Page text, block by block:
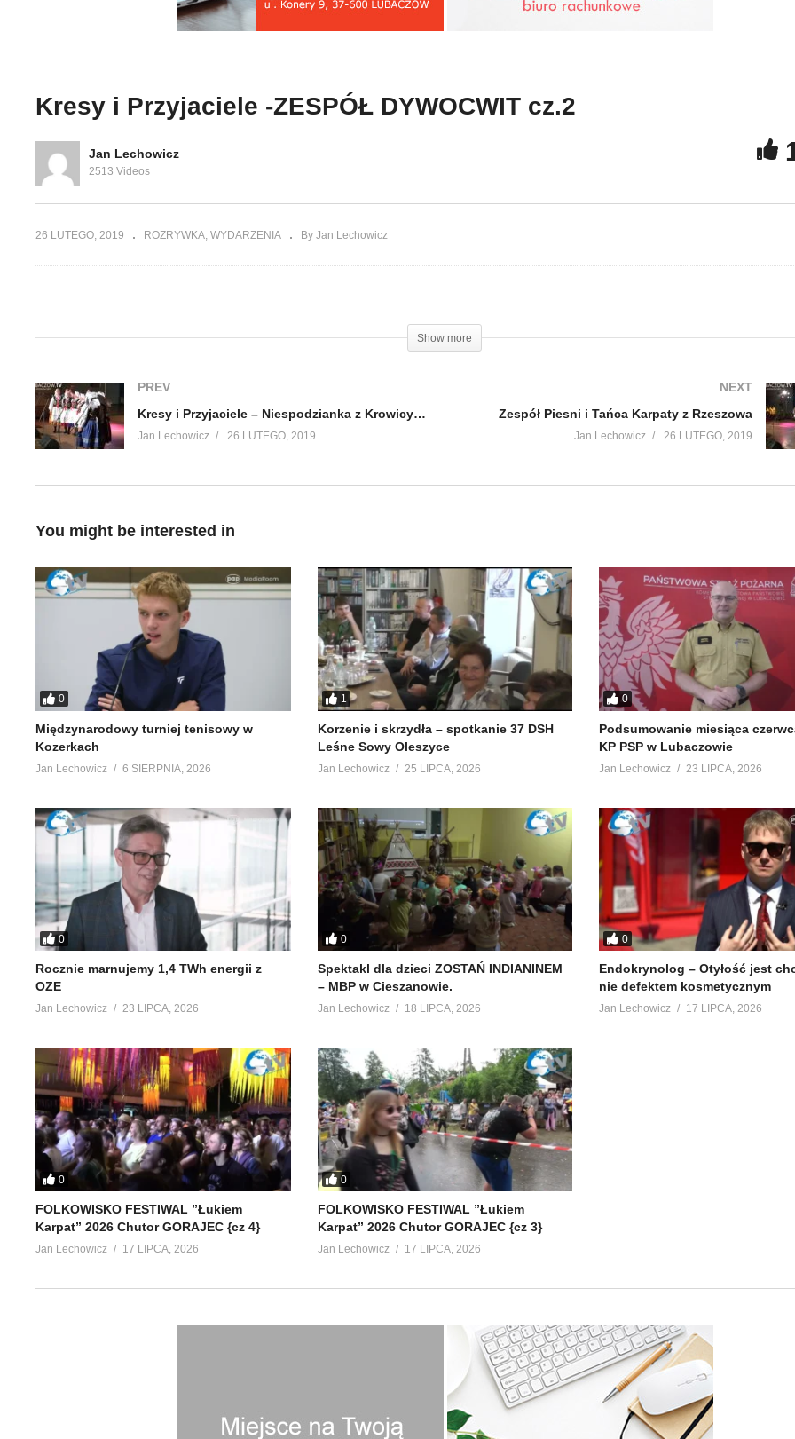
Kresy i Przyjaciele -ZESPÓŁ DYWOCWIT cz.2
Jan Lechowicz
2513 Videos
26 LUTEGO, 2019 ROZRYWKA WYDARZENIA By Jan Lechowicz
Show more
PREV
Kresy i Przyjaciele – Niespodzianka z Krowicy Samej
Jan Lechowicz 26 LUTEGO, 2019
NEXT
Zespół Piesni i Tańca Karpaty z Rzeszowa
Jan Lechowicz 26 LUTEGO, 2019
You might be interested in
0
Międzynarodowy turniej tenisowy w
Kozerkach
Jan Lechowicz 6 SIERPNIA, 2026
1
Korzenie i skrzydła – spotkanie 37 DSH
Leśne Sowy Oleszyce
Jan Lechowicz 25 LIPCA, 2026
0
Podsumowanie miesiąca
KP PSP w Lubaczowie
Jan Lechowicz 23 LIPCA, 2026
0
Rocznie marnujemy 1,4 TWh energii z
OZE
Jan Lechowicz 23 LIPCA, 2026
0
Spektakl dla dzieci ZOSTAŃ INDIANINEM
– MBP w Cieszanowie.
Jan Lechowicz 18 LIPCA, 2026
0
Endokrynolog – Otyłość jest
nie defektem kosmetycznym
Jan Lechowicz 17 LIPCA, 2026
0
FOLKOWISKO FESTIWAL ”Łukiem
Karpat” 2026 Chutor GORAJEC {cz 4}
Jan Lechowicz 17 LIPCA, 2026
0
FOLKOWISKO FESTIWAL ”Łukiem
Karpat” 2026 Chutor GORAJEC {cz 3}
Jan Lechowicz 17 LIPCA, 2026